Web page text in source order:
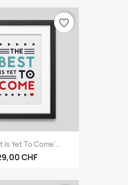
Is Yet To Come'...
CHF
favorite_border